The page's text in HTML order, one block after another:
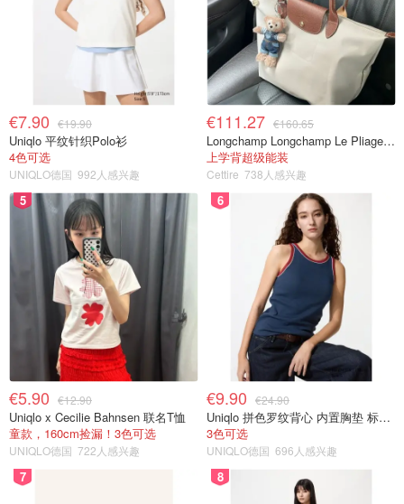
€7.90 €19.90
Uniqlo 平纹针织Polo衫
4色可选
UNIQLO德国 992人感兴趣
€111.27 €160.65
Longchamp Longchamp Le Pliage 大号手提包
上学背超级能装
Cettire 738人感兴趣
5
€5.90 €12.90
Uniqlo x Cecilie Bahnsen 联名T恤
童款，160cm捡漏！3色可选
UNIQLO德国 722人感兴趣
6
€9.90 €24.90
Uniqlo 拼色罗纹背心 内置胸垫 标准款
3色可选
UNIQLO德国 696人感兴趣
7 8